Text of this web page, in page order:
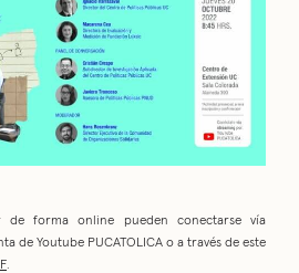
de forma online pueden conectarse vía
de Youtube PUCATOLICA o a través de este
.